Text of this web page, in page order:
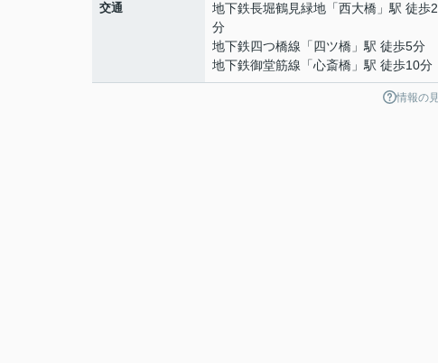
交通 地下鉄長堀鶴見緑地 「西大橋 」駅 徒歩2
分
地下鉄四つ橋線 「四ツ橋 」駅 徒歩5分
地下鉄御堂筋線 「心斎橋 」駅 徒歩10分
情報の